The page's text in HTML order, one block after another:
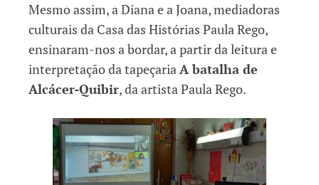
Mesmo assim, a Diana e a Joana, mediadoras
culturais da Casa das Histórias Paula Rego,
ensinaram-nos a bordar, a partir da leitura e
interpretação da tapeçariaA batalha de
Alcácer-Quibir, da artista Paula Rego.